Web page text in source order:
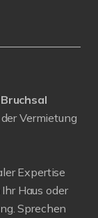
Vermietung
Expertise
Haus oder
Sprechen